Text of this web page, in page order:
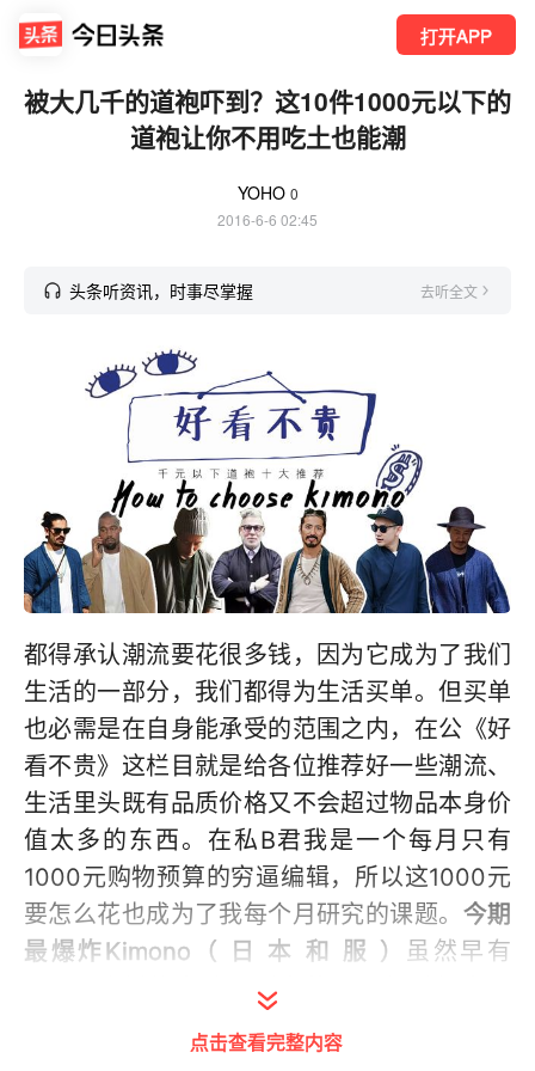
打开APP
被大几千的道袍吓到？这10件1000元以下的
道袍让你不用吃土也能潮
YOHO 0
2016-6-6 02:45
头条听资讯，时事尽掌握 去听全文
都得承认潮流要花很多钱，因为它成为了我们
生活的一部分，我们都得为生活买单。但买单
也必需是在自身能承受的范围之内，在公《好
看不贵》这栏目就是给各位推荐好一些潮流、
生活里头既有品质价格又不会超过物品本身价
值太多的东西。在私B君我是一个每月只有
1000元购物预算的穷逼编辑，所以这1000元
要怎么花也成为了我每个月研究的课题。 今期
最爆炸Kimono（ 日 本 和 服 ）
虽然早有
visvim这样的大神级别潮牌几乎每季都出品
Kimono（ 日 本 和 服 ），但由于近几年来，
我们都被Sneaker风潮、街头风潮、青年文化
点击查看完整内容